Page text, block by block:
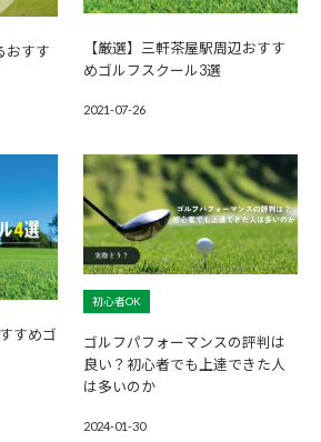
おすす
【厳選】三軒茶屋駅周辺おすす
めゴルフスクール3選
2021-07-26
すめゴ
初心者OK
ゴルフパフォーマンスの評判は
良い？初心者でも上達できた人
は多いのか
2024-01-30